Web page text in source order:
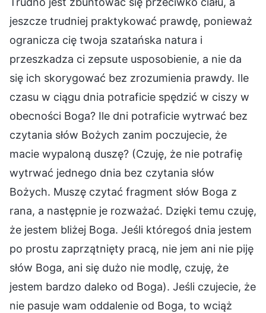
jeszcze trudniej praktykować prawdę, ponieważ
ogranicza cię twoja szatańska natura i
przeszkadza ci zepsute usposobienie, a nie da
się ich skorygować bez zrozumienia prawdy. Ile
czasu w ciągu dnia potraficie spędzić w ciszy w
obecności Boga? Ile dni potraficie wytrwać bez
czytania słów Bożych zanim poczujecie, że
macie wypaloną duszę? (Czuję, że nie potrafię
wytrwać jednego dnia bez czytania słów
Bożych. Muszę czytać fragment słów Boga z
rana, a następnie je rozważać. Dzięki temu czuję,
że jestem bliżej Boga. Jeśli któregoś dnia jestem
po prostu zaprzątnięty pracą, nie jem ani nie piję
słów Boga, ani się dużo nie modlę, czuję, że
jestem bardzo daleko od Boga). Jeśli czujecie, że
nie pasuje wam oddalenie od Boga, to wciąż